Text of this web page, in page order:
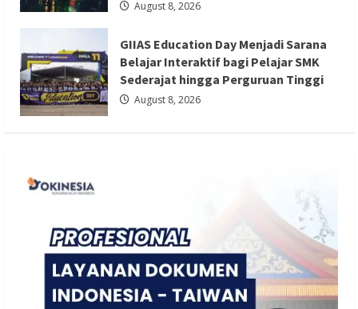
Sederajat hingga Perguruan Tinggi
August 8, 2026
GIIAS Education Day Menjadi Sarana
Belajar Interaktif bagi Pelajar SMK
Sederajat hingga Perguruan Tinggi
August 8, 2026